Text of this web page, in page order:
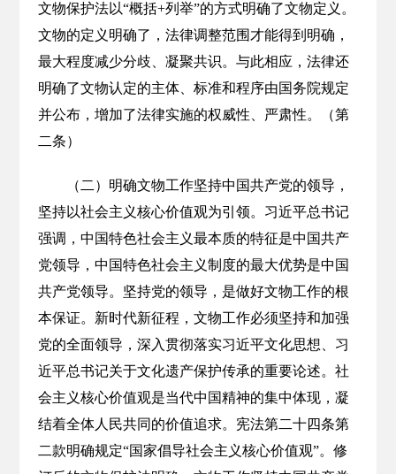
文物保护法以“概括+列举”的方式明确了文物定义。
文物的定义明确了，法律调整范围才能得到明确，
最大程度减少分歧、凝聚共识。与此相应，法律还
明确了文物认定的主体、标准和程序由国务院规定
并公布，增加了法律实施的权威性、严肃性。（第
二条）
（二）明确文物工作坚持中国共产党的领导，
坚持以社会主义核心价值观为引领。习近平总书记
强调，中国特色社会主义最本质的特征是中国共产
党领导，中国特色社会主义制度的最大优势是中国
共产党领导。坚持党的领导，是做好文物工作的根
本保证。新时代新征程，文物工作必须坚持和加强
党的全面领导，深入贯彻落实习近平文化思想、习
近平总书记关于文化遗产保护传承的重要论述。社
会主义核心价值观是当代中国精神的集中体现，凝
结着全体人民共同的价值追求。宪法第二十四条第
二款明确规定“国家倡导社会主义核心价值观”。修